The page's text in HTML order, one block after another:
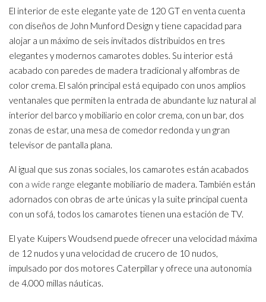
El interior de este elegante yate de 120 GT en venta cuenta
con diseños de John Munford Design y tiene capacidad para
alojar a un máximo de seis invitados distribuidos en tres
elegantes y modernos camarotes dobles. Su interior está
acabado con paredes de madera tradicional y alfombras de
color crema. El salón principal está equipado con unos amplios
ventanales que permiten la entrada de abundante luz natural al
interior del barco y mobiliario en color crema, con un bar, dos
zonas de estar, una mesa de comedor redonda y un gran
televisor de pantalla plana.
Al igual que sus zonas sociales, los camarotes están acabados
con a wide range elegante mobiliario de madera. También están
adornados con obras de arte únicas y la suite principal cuenta
con un sofá, todos los camarotes tienen una estación de TV.
El yate Kuipers Woudsend puede ofrecer una velocidad máxima
de 12 nudos y una velocidad de crucero de 10 nudos,
impulsado por dos motores Caterpillar y ofrece una autonomía
de 4.000 millas náuticas.